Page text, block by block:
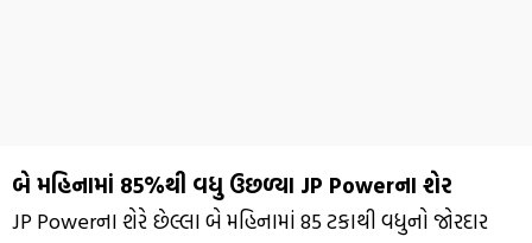
બે મહિનામાં 85%થી વધુ ઉછળ્યા JP Powerના શેર
JP Powerના શેરે છેલ્લા બે મહિનામાં 85 ટકાથી વધુનો જોરદાર